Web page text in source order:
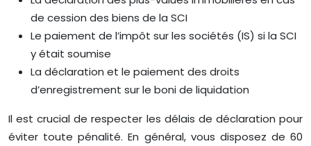
de cession des biens de la SCI
Le paiement de l’impôt sur les sociétés (IS) si la SCI
y était soumise
La déclaration et le paiement des droits
d’enregistrement sur le boni de liquidation
Il est crucial de respecter les délais de déclaration pour
éviter toute pénalité. En général, vous disposez de 60